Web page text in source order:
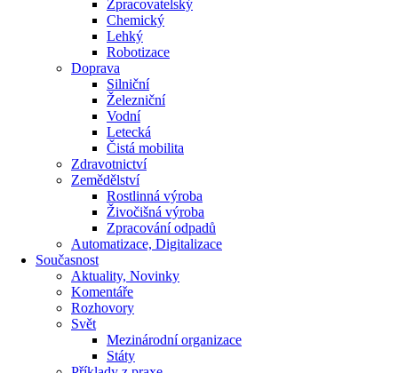
Zpracovatelský
Chemický
Lehký
Robotizace
Doprava
Silniční
Železniční
Vodní
Letecká
Čistá mobilita
Zdravotnictví
Zemědělství
Rostlinná výroba
Živočišná výroba
Zpracování odpadů
Automatizace, Digitalizace
Současnost
Aktuality, Novinky
Komentáře
Rozhovory
Svět
Mezinárodní organizace
Státy